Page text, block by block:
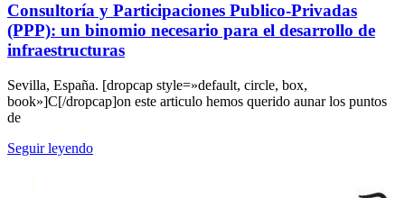
Consultoría y Participaciones Publico-Privadas
(PPP): un binomio necesario para el desarrollo de
infraestructuras
Sevilla, España. [dropcap style=»default, circle, box,
book»]C[/dropcap]on este articulo hemos querido aunar los puntos
de
Seguir leyendo